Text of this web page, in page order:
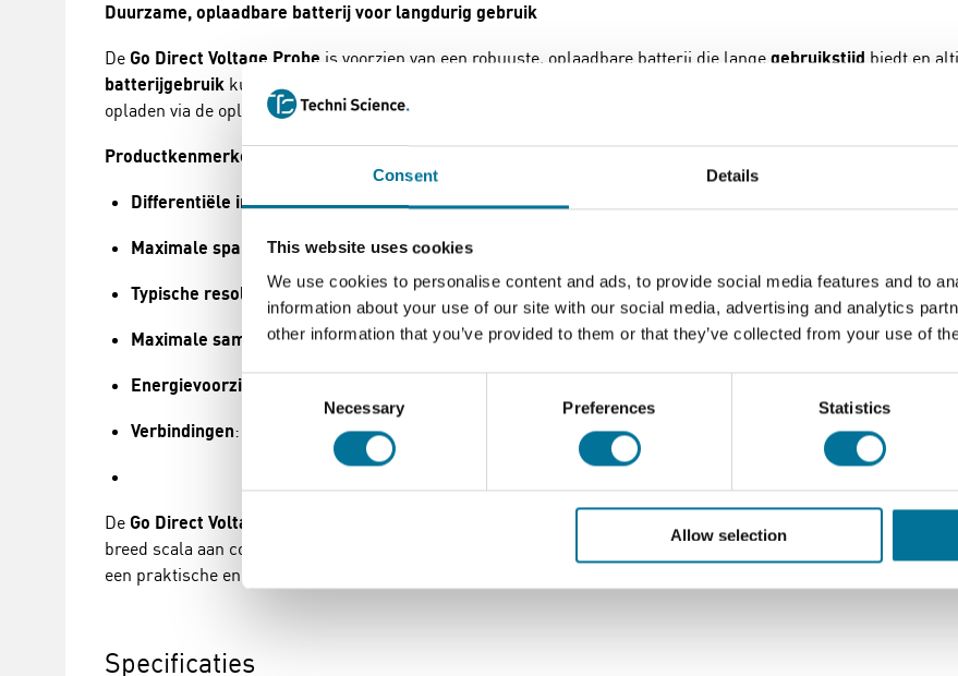
Consent Details
This website uses cookies
We use cookies to personalise content and ads, to provide social media features and to
information about your use of our site with our social media, advertising and analytics
other information that you’ve provided to them or that they’ve collected from your use of
Consent
Necessary Preferences Statistics
Allow selection
Duurzame, oplaadbare batterij voor langdurig gebruik
De Go Direct Voltage Probe is voorzien van een robuuste, oplaadbare batterij die lange gebruikstijd biedt en
batterijgebruik kun je eenvoudig volgen via onze bekroonde
opladen via de oplaadkabel en het experiment zonder onderbreking voortzetten.
Productkenmerken
Differentiële invoerspanning: 20 V
Maximale spanning op elke invoer: 24 V
Typische resolutie : 5 mV op hetpotentiaal- 20 V kanaal
Maximale samplesnelheid: 1.000 monsters per seconde
Energievoorziening
Verbindingen: Draadloos viaBluetooth
De Go Direct Voltage Probe
breed scala aan concepten in natuurkunde willen onderzoeken. Met dit apparaat kunnen leerlingen de principes
een praktische en intuïtieve manier leren.
Specificaties